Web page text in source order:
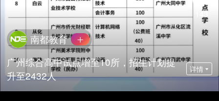
143
南都教育
广州综合高中试点增至10所，招生计划提
升至2432人
详情